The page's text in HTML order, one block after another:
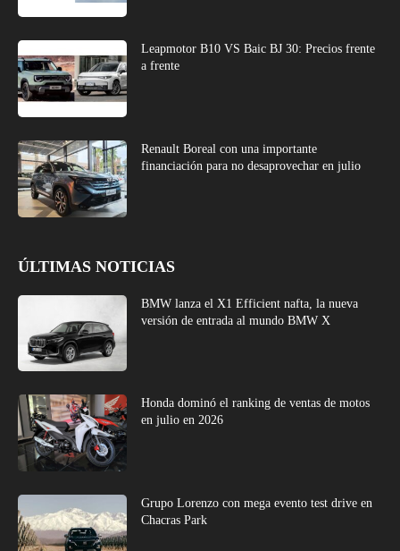
Leapmotor B10 VS Baic BJ 30: Precios frente
a frente
Renault Boreal con una importante
financiación para no desaprovechar en julio
ÚLTIMAS NOTICIAS
BMW lanza el X1 Efficient nafta, la nueva
versión de entrada al mundo BMW X
Honda dominó el ranking de ventas de motos
en julio en 2026
Grupo Lorenzo con mega evento test drive en
Chacras Park